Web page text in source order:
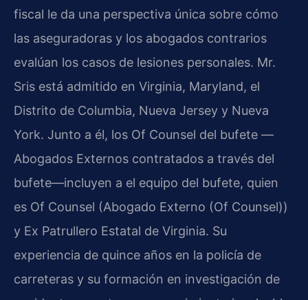
fiscal le da una perspectiva única sobre cómo
las aseguradoras y los abogados contrarios
evalúan los casos de lesiones personales. Mr.
Sris está admitido en Virginia, Maryland, el
Distrito de Columbia, Nueva Jersey y Nueva
York. Junto a él, los Of Counsel del bufete —
Abogados Externos contratados a través del
bufete—incluyen a el equipo del bufete, quien
es Of Counsel (Abogado Externo (Of Counsel))
y Ex Patrullero Estatal de Virginia. Su
experiencia de quince años en la policía de
carreteras y su formación en investigación de